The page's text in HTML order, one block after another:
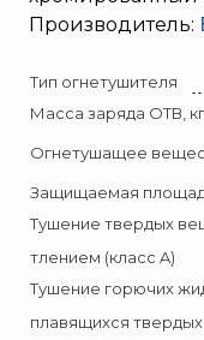
Бонус-Вита
Брандбулл
Бриз-Кама
Диапазон+
Ермак
ЕСО
ИВС-
ИНЕЙ
Квазар
Коруфайер
Производитель:
Тип огнетушителя
Масса заряда ОТВ, кг
Огнетушащее
Защищаемая
Тушение твердых
тлением (класс A)
Тушение горючих
плавящихся